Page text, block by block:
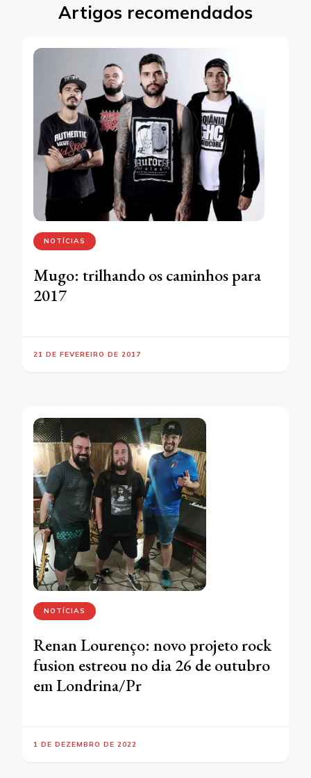
Artigos recomendados
NOTÍCIAS
Mugo: trilhando os caminhos para
2017
21 DE FEVEREIRO DE 2017
NOTÍCIAS
Renan Lourenço: novo projeto rock
fusion estreou no dia 26 de outubro
em Londrina/Pr
1 DE DEZEMBRO DE 2022